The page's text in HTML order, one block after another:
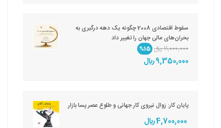
سقوط اقتصادی 2008 چگونه یک دهه درگیری به
بحران‌های مالی جهان را تغییر داد
11,000,000 ريال
%15
9,350,000 ريال
پایان کار: زوال نیروی کار جهانی و طلوع عصر پسا بازار
4,700,000 ريال